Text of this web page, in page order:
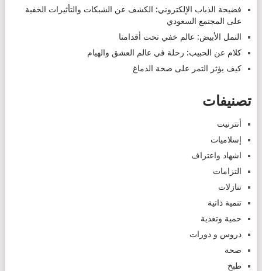
فضيحة الذباب الإلكتروني: الكشف عن الشبكات والتأثيرات الخفية
على المجتمع السعودي
النمل الأبيض: عالم خفي تحت أقدامنا
كلام عن الحبيب: رحلة في عالم العشق والهيام
كيف يؤثر التمر على صحة الدماغ
تصنيفات
أنترنيت
إسلاميات
اشهاد واعتراف
التزامات
تنازلات
تنمية ذاتية
حمية وتغذية
دروس و دورات
صحة
طبخ